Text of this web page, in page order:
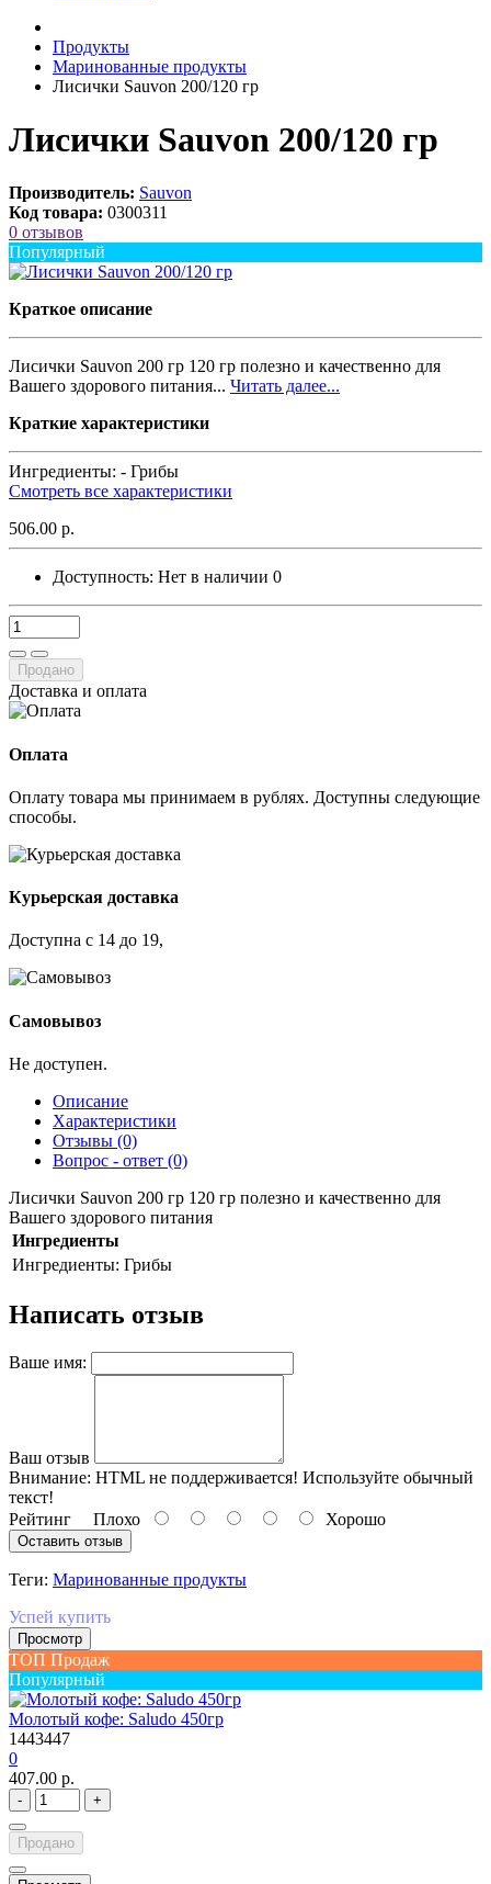
Продукты
Маринованные продукты
Лисички Sauvon 200/120 гр
Лисички Sauvon 200/120 гр
Производитель: Sauvon
Код товара: 0300311
0 отзывов
Популярный
Краткое описание
Лисички Sauvon 200 гр 120 гр полезно и качественно для
Вашего здорового питания... Читать далее...
Краткие характеристики
Ингредиенты: - Грибы
Смотреть все характеристики
506.00 р.
Доступность: Нет в наличии 0
Продано
Доставка и оплата
Оплата
Оплату товара мы принимаем в рублях. Доступны следующие
способы.
Курьерская доставка
Доступна с 14 до 19,
Самовывоз
Не доступен.
Описание
Характеристики
Отзывы (0)
Вопрос - ответ (0)
Лисички Sauvon 200 гр 120 гр полезно и качественно для
Вашего здорового питания
Ингредиенты
Ингредиенты: Грибы
Написать отзыв
Ваше имя:
Ваш отзыв
Внимание: HTML не поддерживается! Используйте обычный
текст!
Рейтинг Плохо Хорошо
Оставить отзыв
Теги: Маринованные продукты
Успей купить
Просмотр
ТОП Продаж
Популярный
Молотый кофе: Saludo 450гр
1443447
0
407.00 р.
- +
Продано